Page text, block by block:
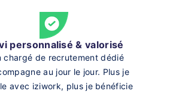
personnalisé & valorisé
chargé de recrutement dédié
au jour le jour. Plus je
avec iziwork, plus je bénéficie